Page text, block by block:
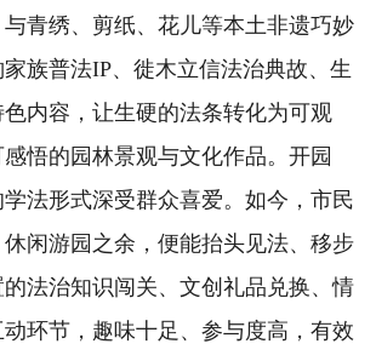
青绣、剪纸、花儿等本土非遗巧妙
族普法IP、徙木立信法治典故、生
内容，让生硬的法条转化为可观
悟的园林景观与文化作品。开园
法形式深受群众喜爱。如今，市民
闲游园之余，便能抬头见法、移步
法治知识闯关、文创礼品兑换、情
环节，趣味十足、参与度高，有效